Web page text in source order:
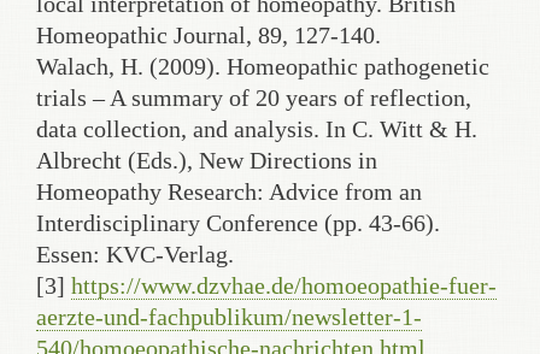
Homeopathic Journal, 89, 127-140.
Walach, H. (2009). Homeopathic pathogenetic
trials – A summary of 20 years of reflection,
data collection, and analysis. In C. Witt & H.
Albrecht (Eds.), New Directions in
Homeopathy Research: Advice from an
Interdisciplinary Conference (pp. 43-66).
Essen: KVC-Verlag.
[3] https://www.dzvhae.de/homoeopathie-fuer-
aerzte-und-fachpublikum/newsletter-1-
540/homoeopathische-nachrichten.html